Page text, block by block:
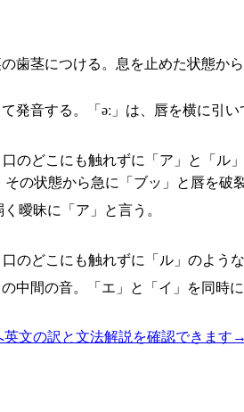
の歯茎につける。息を止めた状態
て発音する。「əː」は、唇を横に
のどこにも触れずに「ア」と「ル
その状態から急に「ブッ」と唇を破
曖昧に「ア」と言う。
のどこにも触れずに「ル」のよう
中間の音。「エ」と「イ」を同時
英文の訳と文法解説を確認できます →